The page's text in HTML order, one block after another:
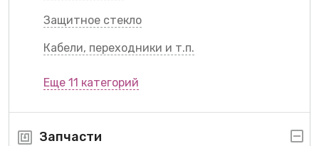
Защитное стекло
Кабели, переходники и т.п.
Еще 11 категорий
Запчасти